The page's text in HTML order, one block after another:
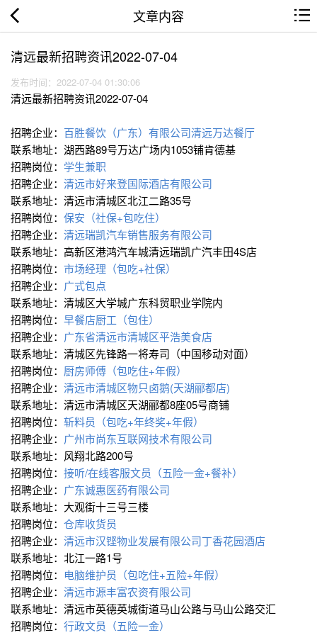
文章内容
清远最新招聘资讯2022-07-04
发布时间：2022-07-04 01:30:06
清远最新招聘资讯2022-07-04
招聘企业： 百胜餐饮（广东）有限公司清远万达餐厅
联系地址：湖西路89号万达广场内1053铺肯德基
招聘岗位： 学生兼职
招聘企业： 清远市好来登国际酒店有限公司
联系地址：清远市清城区北江二路35号
招聘岗位： 保安（社保+包吃住）
招聘企业： 清远瑞凯汽车销售服务有限公司
联系地址：高新区港鸿汽车城清远瑞凯广汽丰田4S店
招聘岗位： 市场经理（包吃+社保）
招聘企业： 广式包点
联系地址：清城区大学城广东科贸职业学院内
招聘岗位： 早餐店厨工（包住）
招聘企业： 广东省清远市清城区平浩美食店
联系地址：清城区先锋路一将寿司（中国移动对面）
招聘岗位： 厨房师傅（包吃住+年假）
招聘企业： 清远市清城区物只卤鹅(天湖郦都店)
联系地址：清远市清城区天湖郦都8座05号商铺
招聘岗位： 斩料员（包吃+年终奖+年假）
招聘企业： 广州市尚东互联网技术有限公司
联系地址：风翔北路200号
招聘岗位： 接听/在线客服文员（五险一金+餐补）
招聘企业： 广东诚惠医药有限公司
联系地址：大观街十三号三楼
招聘岗位： 仓库收货员
招聘企业： 清远市汉铿物业发展有限公司丁香花园酒店
联系地址：北江一路1号
招聘岗位： 电脑维护员（包吃住+五险+年假）
招聘企业： 清远市源丰富农资有限公司
联系地址：清远市英德英城街道马山公路与马山公路交汇
招聘岗位： 行政文员（五险一金）